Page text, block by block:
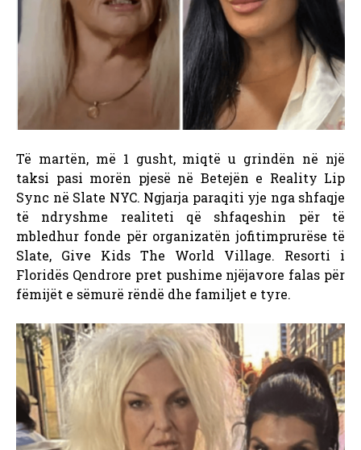
Të martën, më 1 gusht, miqtë u grindën në një
taksi pasi morën pjesë në Betejën e Reality Lip
Sync në Slate NYC. Ngjarja paraqiti yje nga shfaqje
të ndryshme realiteti që shfaqeshin për të
mbledhur fonde për organizatën jofitimprurëse të
Slate, Give Kids The World Village. Resorti i
Floridës Qendrore pret pushime njëjavore falas për
fëmijët e sëmurë rëndë dhe familjet e tyre.